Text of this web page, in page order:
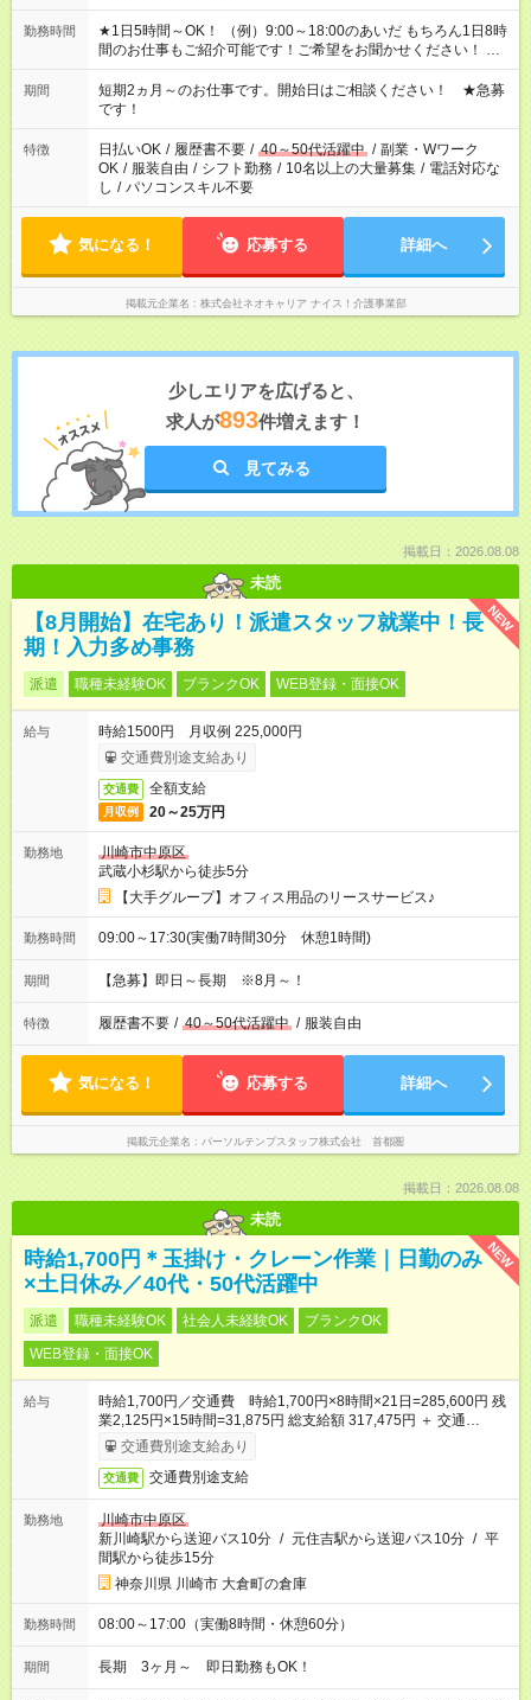
勤務時間
★1日5時間～OK！ （例）9:00～18:00のあいだ もちろん1日8時
間のお仕事もご紹介可能です！ご希望をお聞かせください！ ※
週最低15時間以上の勤務が必要です
期間
短期2ヵ月～のお仕事です。開始日はご相談ください！ ★急募
です！
特徴 日払いOK / 履歴書不要 / 40～50代活躍中 / 副業・Wワーク
OK / 服装自由 / シフト勤務 / 10名以上の大量募集 / 電話対応な
し / パソコンスキル不要
気になる！ 応募する 詳細へ
掲載元企業名 株式会社ネオキャリア ナイス！介護事業部
少しエリアを広げると、
求人が893件増えます！
見てみる
掲載日：2026.08.08
未読
NEW
【8月開始】在宅あり！派遣スタッフ就業中！長
期！入力多め事務
派遣 職種未経験OK ブランクOK WEB登録・面接OK
給与
時給1500円 月収例 225,000円
交通費別途支給あり
交通費 全額支給
月収例 20～25万円
勤務地
川崎市中原区
武蔵小杉駅から徒歩5分
【大手グループ】オフィス用品のリースサービス♪
勤務時間 09:00～17:30(実働7時間30分 休憩1時間)
期間 【急募】即日～長期 ※8月～！
特徴 履歴書不要 / 40～50代活躍中 / 服装自由
気になる！ 応募する 詳細へ
掲載元企業名 パーソルテンプスタッフ株式会社 首都圏
掲載日：2026.08.08
未読
NEW
時給1,700円＊玉掛け・クレーン作業｜日勤のみ
×土日休み／40代・50代活躍中
派遣 職種未経験OK 社会人未経験OK
ブランクOK
WEB登録・面接OK
給与
時給1,700円／交通費 時給1,700円×8時間×21日=285,600円 残
業2,125円×15時間=31,875円 総支給額 317,475円 ＋ 交通
費 ＋ 危険手当（クレーン免許所持者）
交通費別途支給あり
交通費 交通費別途支給
勤務地
川崎市中原区
新川崎駅から送迎バス10分 / 元住吉駅から送迎バス10分 / 平
間駅から徒歩15分
神奈川県 川崎市 大倉町の倉庫
勤務時間 08:00～17:00（実働8時間・休憩60分）
期間 長期 3ヶ月～ 即日勤務もOK！